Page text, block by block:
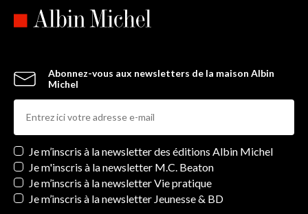
Abonnez-vous aux newsletters de la maison Albin
Michel
Newsletters
Je m’inscris à la newsletter des éditions Albin Michel
Je m'inscris à la newsletter M.C. Beaton
Je m’inscris à la newsletter Vie pratique
Je m’inscris à la newsletter Jeunesse & BD